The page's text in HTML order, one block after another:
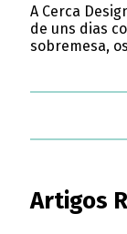
A Cerca
de uns dias
sobremesa,
Artigos